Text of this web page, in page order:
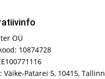
OÜ
10874728
Väike-Patarei 5, 10415, Tallinn